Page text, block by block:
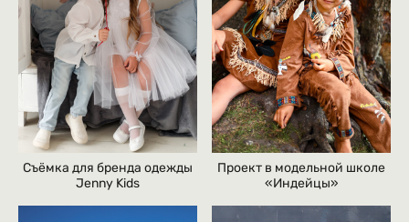
Съёмка для бренда одежды
Jenny Kids
Проект в модельной школе
«Индейцы»